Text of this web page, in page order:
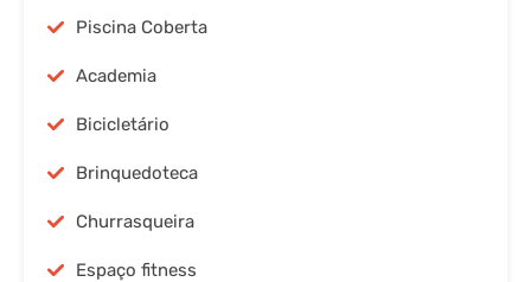
Piscina Coberta
Academia
Bicicletário
Brinquedoteca
Churrasqueira
Espaço fitness